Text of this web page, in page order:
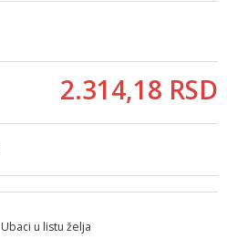
2.314,18 RSD
Ubaci u listu želja